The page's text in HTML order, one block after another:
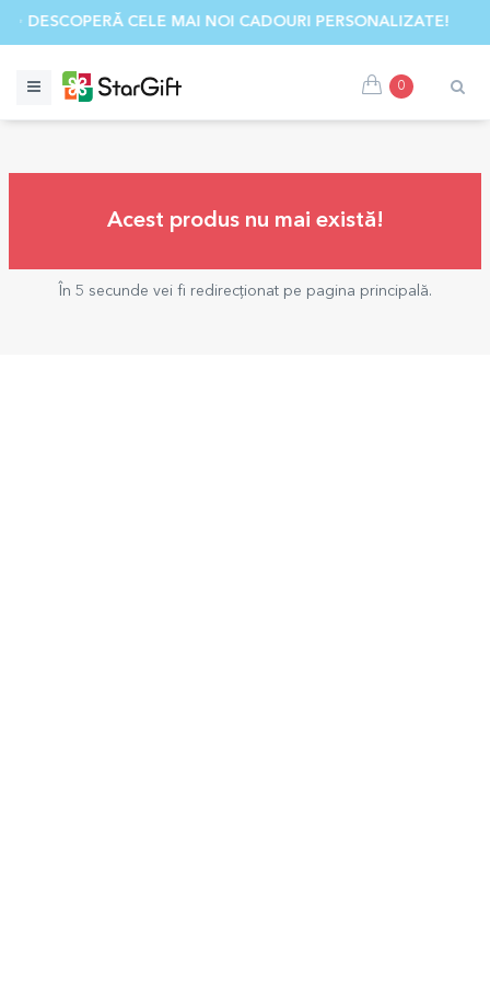
✨ DESCOPERĂ CELE MAI NOI CADOURI PERSONALIZATE! ☀️
0
Acest produs nu mai există!
În 5 secunde vei fi redirecționat pe pagina principală.